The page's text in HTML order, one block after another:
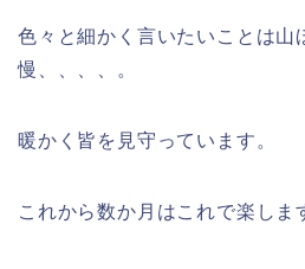
色々と細かく言いたいことは山
慢、、、、。
暖かく皆を見守っています。
これから数か月はこれで楽しま